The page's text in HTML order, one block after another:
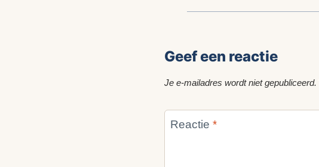
Geef een reactie
Je e-mailadres wordt niet gepubliceerd.
Reactie *